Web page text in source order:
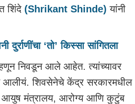
शिंदे (Shrikant Shinde) यांनी
दुर्राणींचा ‘तो’ किस्सा सांगितला
निवडून आले आहेत. त्यांच्यावर
आलीयं. शिवसेनेचे केंद्र सरकारमधील
आयुष मंत्रालय, आरोग्य आणि कुटुंब